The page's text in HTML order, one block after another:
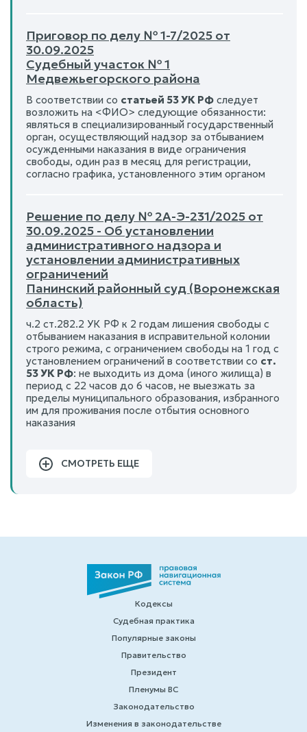
Приговор по делу № 1-7/2025 от
30.09.2025
Судебный участок № 1
Медвежьегорского района
В соответствии со статьей 53 УК РФ следует
возложить на <ФИО> следующие обязанности:
являться в специализированный государственный
орган, осуществляющий надзор за отбыванием
осужденными наказания в виде ограничения
свободы, один раз в месяц для регистрации,
согласно графика, установленного этим органом
Решение по делу № 2А-Э-231/2025 от
30.09.2025 - Об установлении
административного надзора и
установлении административных
ограничений
Панинский районный суд (Воронежская
область)
ч.2 ст.282.2 УК РФ к 2 годам лишения свободы с
отбыванием наказания в исправительной колонии
строго режима, с ограничением свободы на 1 год с
установлением ограничений в соответствии со ст.
53 УК РФ: не выходить из дома (иного жилища) в
период с 22 часов до 6 часов, не выезжать за
пределы муниципального образования, избранного
им для проживания после отбытия основного
наказания
СМОТРЕТЬ ЕЩЕ
Кодексы
Судебная практика
Популярные законы
Правительство
Президент
Пленумы ВС
Законодательство
Изменения в законодательстве